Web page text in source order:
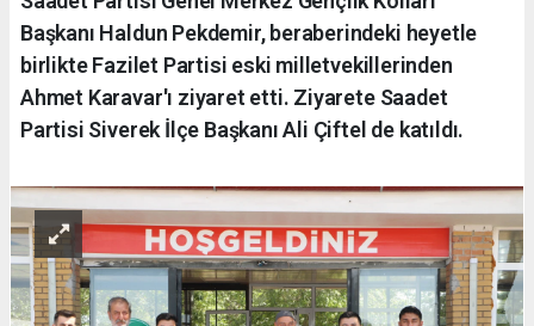
Başkanı Haldun Pekdemir, beraberindeki heyetle
birlikte Fazilet Partisi eski milletvekillerinden
Ahmet Karavar'ı ziyaret etti. Ziyarete Saadet
Partisi Siverek İlçe Başkanı Ali Çiftel de katıldı.